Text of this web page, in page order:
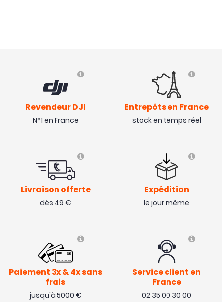
Revendeur DJI
N°1 en France
Entrepôts en France
stock en temps réel
Livraison offerte
dès 49 €
Expédition
le jour même
Paiement 3x & 4x sans
frais
jusqu'à 5000 €
Service client en
France
02 35 00 30 00